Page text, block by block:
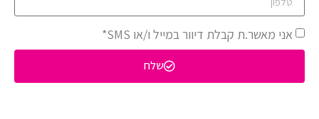
אני מאשר.ת קבלת דיוור במייל ו/או SMS*
שלח